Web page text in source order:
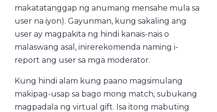
makatatanggap ng anumang mensahe mula sa
user na iyon). Gayunman, kung sakaling ang
user ay magpakita ng hindi kanais-nais o
malaswang asal, inirerekomenda naming i-
report ang user sa mga moderator.
Kung hindi alam kung paano magsimulang
makipag-usap sa bago mong match, subukang
magpadala ng virtual gift. Isa itong mabuting